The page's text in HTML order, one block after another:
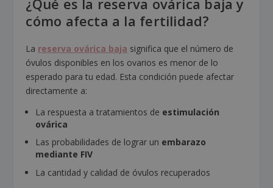
cómo afecta a la fertilidad?
La reserva ovárica baja significa que el número de
óvulos disponibles en los ovarios es menor de lo
esperado para tu edad. Esta condición puede afectar
directamente a:
La respuesta a tratamientos de estimulación
ovárica
Las probabilidades de lograr un embarazo
mediante FIV
La cantidad y calidad de óvulos recuperados